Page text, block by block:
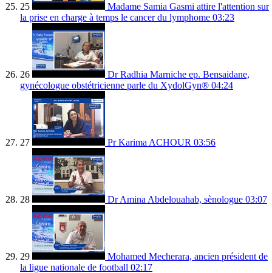
25
Madame Samia Gasmi attire l'attention sur
la prise en charge à temps le cancer du lymphome 03:23
26
Dr Radhia Marniche ep. Bensaidane,
gynécologue obstétricienne parle du XydolGyn® 04:24
27 Pr Karima ACHOUR 03:56
28 Dr Amina Abdelouahab, sènologue 03:07
29
Mohamed Mecherara, ancien président de
la ligue nationale de football 02:17